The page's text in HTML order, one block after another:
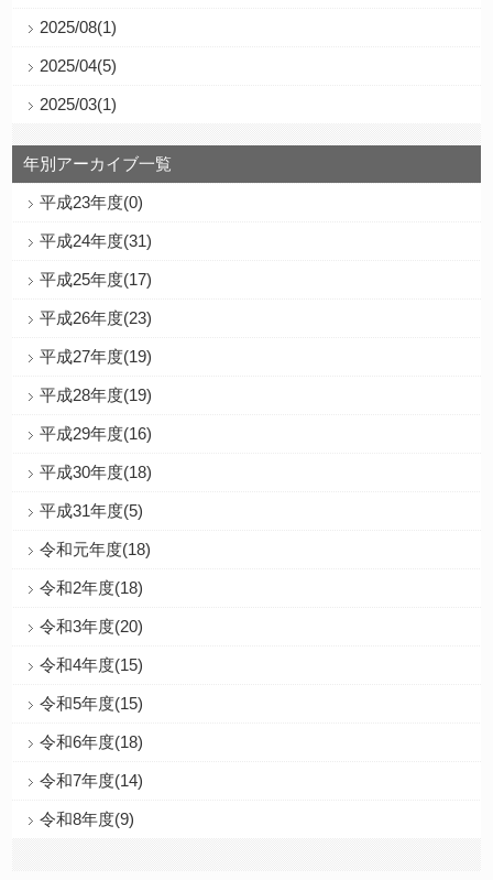
2025/08(1)
2025/04(5)
2025/03(1)
年別アーカイブ一覧
平成23年度(0)
平成24年度(31)
平成25年度(17)
平成26年度(23)
平成27年度(19)
平成28年度(19)
平成29年度(16)
平成30年度(18)
平成31年度(5)
令和元年度(18)
令和2年度(18)
令和3年度(20)
令和4年度(15)
令和5年度(15)
令和6年度(18)
令和7年度(14)
令和8年度(9)